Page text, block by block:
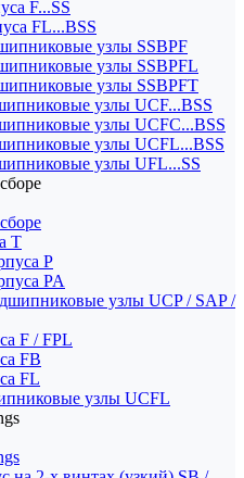
F...SS
FL...BSS
узлы SSBPF
узлы SSBPFL
узлы SSBPFT
узлы UCF...BSS
узлы UCFC...BSS
узлы UCFL...BSS
узлы UFL...SS
T
P
PA
узлы UCP / SAP /
F / FPL
FB
FL
узлы UCFL